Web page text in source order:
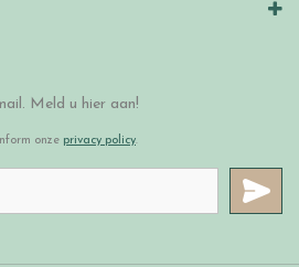
Meld u hier aan!
onze privacy policy.